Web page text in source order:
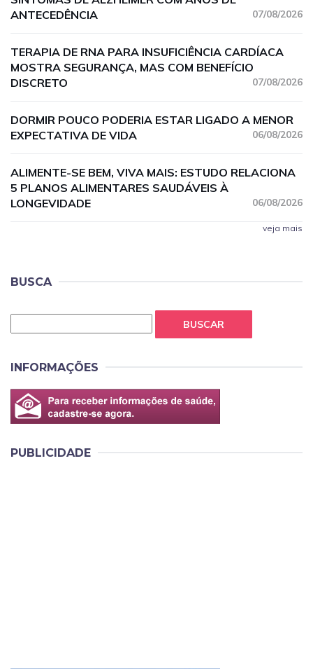
ANTECEDÊNCIA
07/08/2026
TERAPIA DE RNA PARA INSUFICIÊNCIA CARDÍACA
MOSTRA SEGURANÇA, MAS COM BENEFÍCIO
DISCRETO
07/08/2026
DORMIR POUCO PODERIA ESTAR LIGADO A MENOR
EXPECTATIVA DE VIDA
06/08/2026
ALIMENTE-SE BEM, VIVA MAIS: ESTUDO RELACIONA
5 PLANOS ALIMENTARES SAUDÁVEIS À
LONGEVIDADE
06/08/2026
veja mais
BUSCA
BUSCAR
INFORMAÇÕES
PUBLICIDADE